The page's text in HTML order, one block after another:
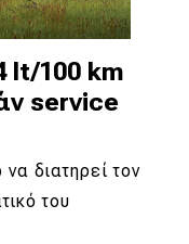
lt/100 km
service
διατηρεί τον
του